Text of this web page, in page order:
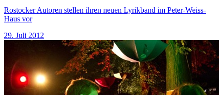
Rostocker Autoren stellen ihren neuen Lyrikband im Peter-Weiss-
Haus vor
29. Juli 2012